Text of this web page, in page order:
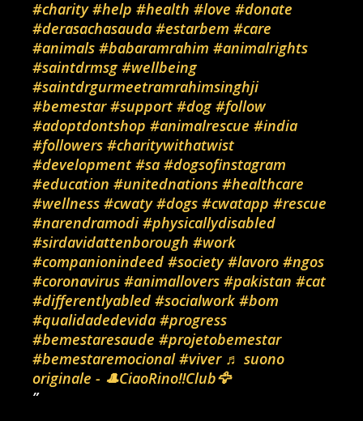
#charity #help #health #love #donate
#derasachasauda #estarbem #care
#animals #babaramrahim #animalrights
#saintdrmsg #wellbeing
#saintdrgurmeetramrahimsinghji
#bemestar #support #dog #follow
#adoptdontshop #animalrescue #india
#followers #charitywithatwist
#development #sa #dogsofinstagram
#education #unitednations #healthcare
#wellness #cwaty #dogs #cwatapp #rescue
#narendramodi #physicallydisabled
#sirdavidattenborough #work
#companionindeed #society #lavoro #ngos
#coronavirus #animallovers #pakistan #cat
#differentlyabled #socialwork #bom
#qualidadedevida #progress
#bemestaresaude #projetobemestar
#bemestaremocional #viver ♬ suono
originale - 🎩CiaoRino‼️Club🦅